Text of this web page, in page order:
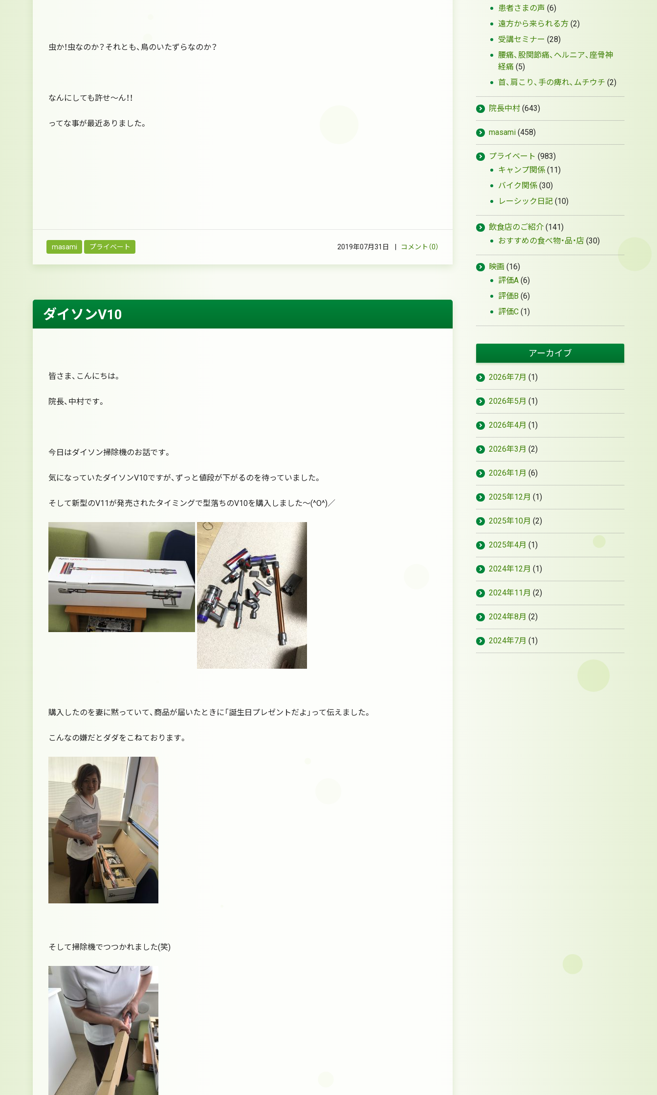
虫か！虫なのか？それとも、鳥のいたずらなのか？
なんにしても許せ～ん！！
ってな事が最近ありました。
masami プライベート 2019年07月31日 | コメント（0）
ダイソンV10
皆さま、こんにちは。
院長、中村です。
今日はダイソン掃除機のお話です。
気になっていたダイソンV10ですが、ずっと値段が下がるのを待っていました。
そして新型のV11が発売されたタイミングで型落ちのV10を購入しました～(^O^)／
購入したのを妻に黙っていて、商品が届いたときに「誕生日プレゼントだよ」って伝えました。
こんなの嫌だとダダをこねております。
そして掃除機でつつかれました(笑)
患者さまの声 (6)
遠方から来られる方 (2)
受講セミナー (28)
腰痛、股関節痛、ヘルニア、座骨神
経痛 (5)
首、肩こり、手の痺れ、ムチウチ (2)
院長中村 (643)
masami (458)
プライベート (983)
キャンプ関係 (11)
バイク関係 (30)
レーシック日記 (10)
飲食店のご紹介 (141)
おすすめの食べ物・品・店 (30)
映画 (16)
評価A (6)
評価B (6)
評価C (1)
アーカイブ
2026年7月 (1)
2026年5月 (1)
2026年4月 (1)
2026年3月 (2)
2026年1月 (6)
2025年12月 (1)
2025年10月 (2)
2025年4月 (1)
2024年12月 (1)
2024年11月 (2)
2024年8月 (2)
2024年7月 (1)